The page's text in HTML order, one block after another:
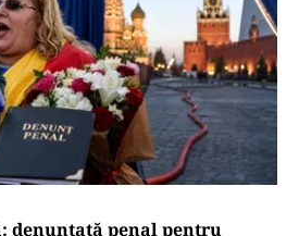
denunțată penal pentru